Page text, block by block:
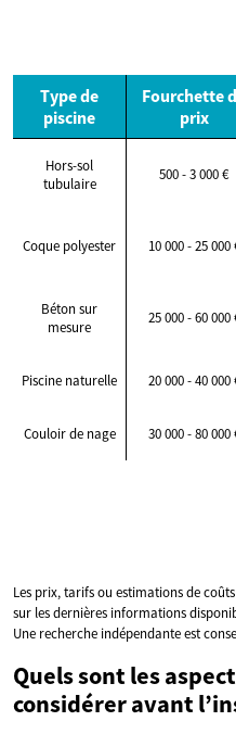
Type de
piscine
Fourchette
prix
Hors-sol
tubulaire
500 - 3 000 €
Coque polyester 10 000 - 25 000
Béton sur
mesure
25 000 - 60 000
Piscine naturelle 20 000 - 40 000
Couloir de nage 30 000 - 80 000
Les prix, tarifs ou estimations de
sur les dernières informations
Une recherche indépendante est
Quels sont les
considérer avant